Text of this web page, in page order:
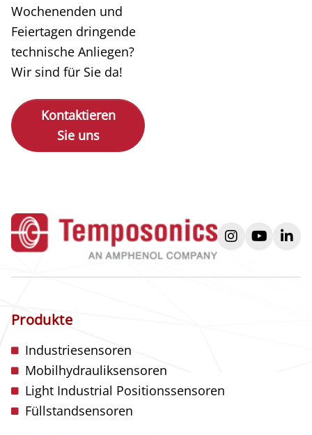
Wochenenden und
Feiertagen dringende
technische Anliegen?
Wir sind für Sie da!
Kontaktieren
Sie uns
instagram
youtube
Produkte
Industriesensoren
Mobilhydrauliksensoren
Light Industrial Positionssensoren
Füllstandsensoren